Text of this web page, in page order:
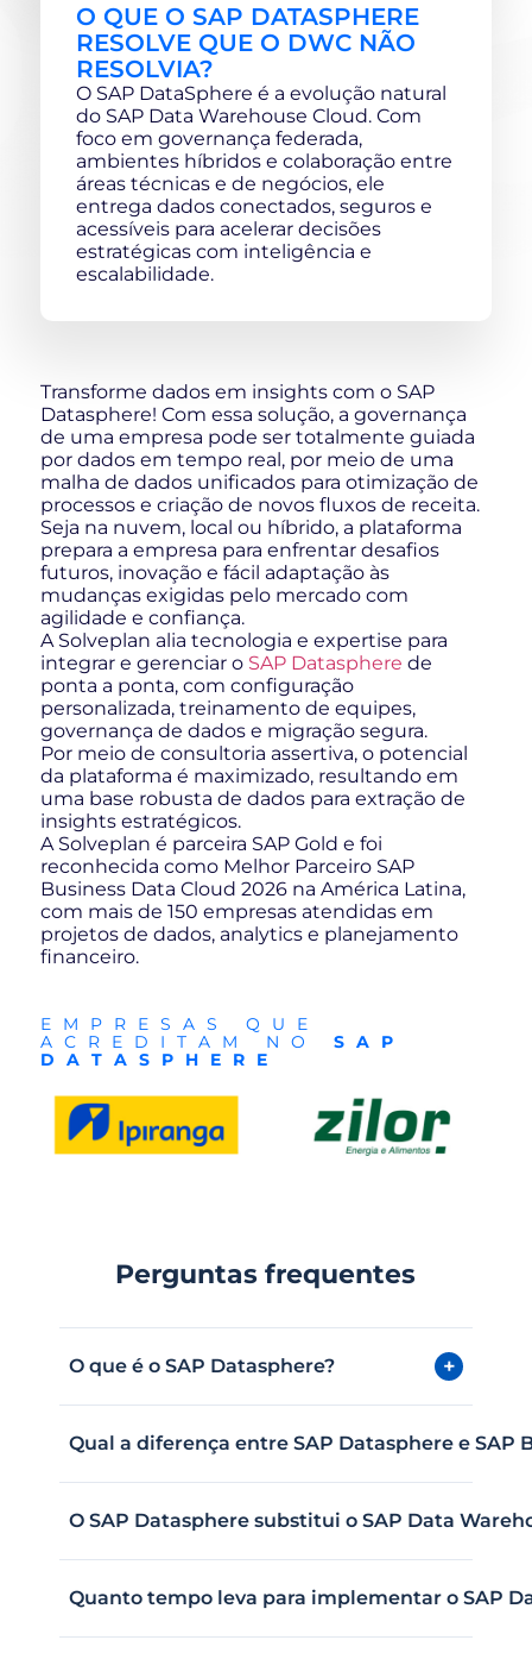
O QUE O SAP DATASPHERE
RESOLVE QUE O DWC NÃO
RESOLVIA?
O SAP DataSphere é a evolução natural
do SAP Data Warehouse Cloud. Com
foco em governança federada,
ambientes híbridos e colaboração entre
áreas técnicas e de negócios, ele
entrega dados conectados, seguros e
acessíveis para acelerar decisões
estratégicas com inteligência e
escalabilidade.
Transforme dados em insights com o SAP
Datasphere! Com essa solução, a governança
de uma empresa pode ser totalmente guiada
por dados em tempo real, por meio de uma
malha de dados unificados para otimização de
processos e criação de novos fluxos de receita.
Seja na nuvem, local ou híbrido, a plataforma
prepara a empresa para enfrentar desafios
futuros, inovação e fácil adaptação às
mudanças exigidas pelo mercado com
agilidade e confiança.
A Solveplan alia tecnologia e expertise para
integrar e gerenciar o SAP Datasphere de
ponta a ponta, com configuração
personalizada, treinamento de equipes,
governança de dados e migração segura.
Por meio de consultoria assertiva, o potencial
da plataforma é maximizado, resultando em
uma base robusta de dados para extração de
insights estratégicos.
A Solveplan é parceira SAP Gold e foi
reconhecida como Melhor Parceiro SAP
Business Data Cloud 2026 na América Latina,
com mais de 150 empresas atendidas em
projetos de dados, analytics e planejamento
financeiro.
EMPRESAS QUE
ACREDITAM NO SAP
DATASPHERE
Perguntas frequentes
O que é o SAP Datasphere? +
Qual a diferença entre SAP Datasphere e SAP
O SAP Datasphere substitui o SAP Data
Quanto tempo leva para implementar o SAP